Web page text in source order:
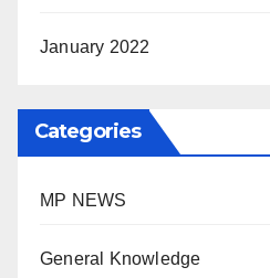
January 2022
Categories
MP NEWS
General Knowledge